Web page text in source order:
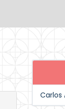
Carlos